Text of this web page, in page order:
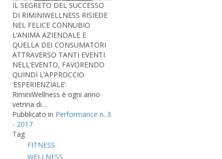
IL SEGRETO DEL SUCCESSO
DI RIMINIWELLNESS RISIEDE
NEL FELICE CONNUBIO
L’ANIMA AZIENDALE E
QUELLA DEI CONSUMATORI
ATTRAVERSO TANTI EVENTI
NELL’EVENTO, FAVORENDO
QUINDI L’APPROCCIO
‘ESPERIENZIALE’.
RiminiWellness è ogni anno
vetrina di…
Pubblicato in Performance n. 3
- 2017
Tag
FITNESS
WELLNESS